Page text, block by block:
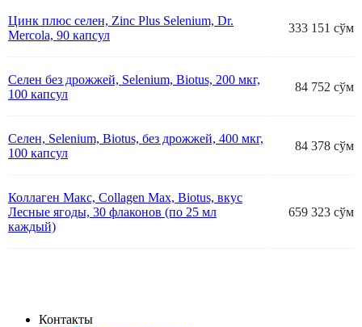
Цинк плюс селен, Zinc Plus Selenium, Dr.
Mercola, 90 капсул
333 151 сўм
Селен без дрожжей, Selenium, Biotus, 200 мкг,
100 капсул
84 752 сўм
Селен, Selenium, Biotus, без дрожжей, 400 мкг,
100 капсул
84 378 сўм
Коллаген Макс, Collagen Max, Biotus, вкус
Лесные ягоды, 30 флаконов (по 25 мл
каждый)
659 323 сўм
Контакты